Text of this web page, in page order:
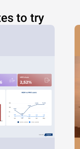
to try